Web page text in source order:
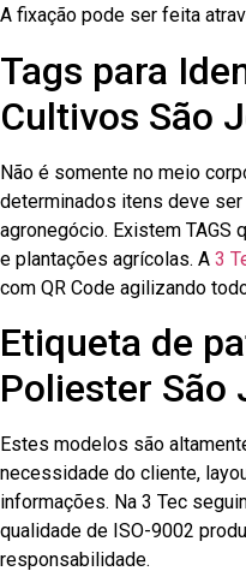
A fixação pode ser feita
Tags para
Cultivos São
Não é somente no meio
determinados itens deve
agronegócio. Existem TAGS
e plantações agrícolas. A 3
com QR Code agilizando
Etiqueta de
Poliester São
Estes modelos são
necessidade do cliente,
informações. Na 3 Tec
qualidade de ISO-9002
responsabilidade.